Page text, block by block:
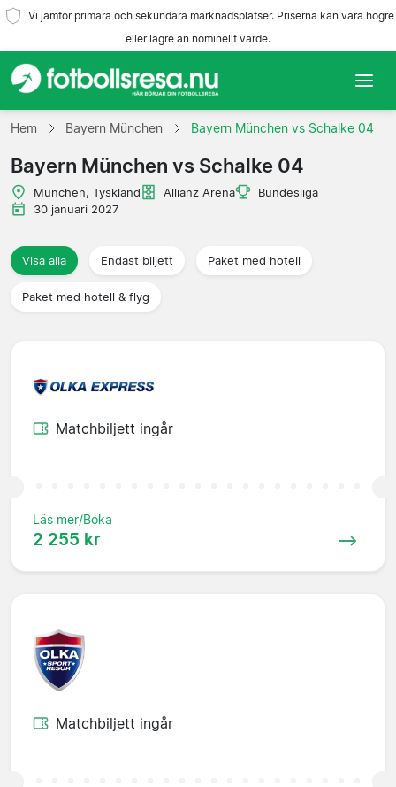
Vi jämför primära och sekundära marknadsplatser. Priserna kan vara högre
eller lägre än nominellt värde.
Hem
Lag
Ligor
Resebyråer
Hem Bayern München Bayern München vs Schalke 04
Bayern München vs Schalke 04
München, Tyskland Allianz Arena
Bundesliga
30 januari 2027
Visa alla Endast biljett Paket med hotell
Paket med hotell & flyg
Matchbiljett ingår
Läs mer/Boka
2 255 kr
Matchbiljett ingår